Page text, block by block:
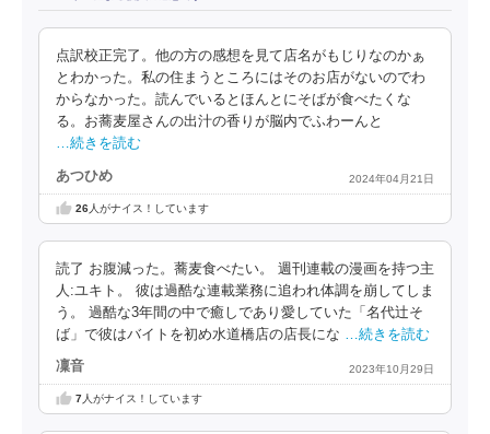
点訳校正完了。他の方の感想を見て店名がもじりなのかぁ
とわかった。私の住まうところにはそのお店がないのでわ
からなかった。読んでいるとほんとにそばが食べたくな
る。お蕎麦屋さんの出汁の香りが脳内でふわーんと
…続きを読む
あつひめ 2024年04月21日
26人がナイス！しています
読了 お腹減った。蕎麦食べたい。 週刊連載の漫画を持つ主
人:ユキト。 彼は過酷な連載業務に追われ体調を崩してしま
う。 過酷な3年間の中で癒しであり愛していた「名代辻そ
ば」で彼はバイトを初め水道橋店の店長にな …続きを読む
凜音 2023年10月29日
7人がナイス！しています